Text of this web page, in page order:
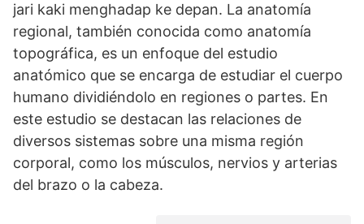
jari kaki menghadap ke depan. La anatomía
regional, también conocida como anatomía
topográfica, es un enfoque del estudio
anatómico que se encarga de estudiar el cuerpo
humano dividiéndolo en regiones o partes. En
este estudio se destacan las relaciones de
diversos sistemas sobre una misma región
corporal, como los músculos, nervios y arterias
del brazo o la cabeza.